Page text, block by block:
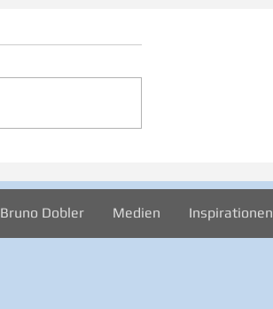
Bruno Dobler Medien Inspirationen